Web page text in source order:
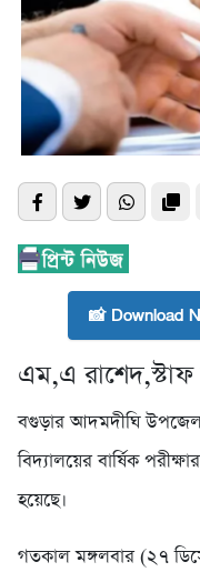
📸 Download
এম,এ রাশেদ,স্টাফ
বগুড়ার আদমদীঘি
বিদ্যালয়ের বার্ষিক
হয়েছে।
গতকাল মঙ্গলবার (২৭